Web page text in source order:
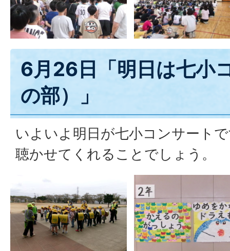
6月26日「明日は七小
の部）」
いよいよ明日が七小コンサート
聴かせてくれることでしょう。